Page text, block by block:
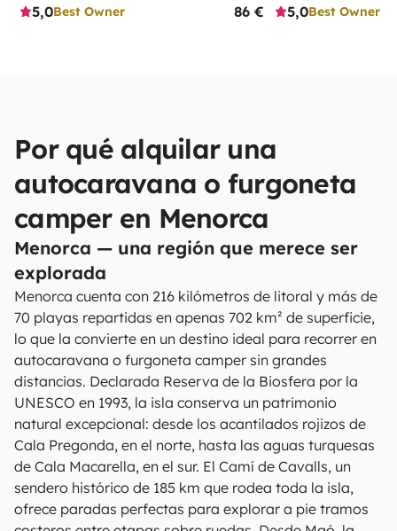
5,0Best Owner 86 €
5,0Best Owner
Por qué alquilar una
autocaravana o furgoneta
camper en Menorca
Menorca — una región que merece ser
explorada
Menorca cuenta con 216 kilómetros de litoral y más de
70 playas repartidas en apenas 702 km² de superficie,
lo que la convierte en un destino ideal para recorrer en
autocaravana o furgoneta camper sin grandes
distancias. Declarada Reserva de la Biosfera por la
UNESCO en 1993, la isla conserva un patrimonio
natural excepcional: desde los acantilados rojizos de
Cala Pregonda, en el norte, hasta las aguas turquesas
de Cala Macarella, en el sur. El Camí de Cavalls, un
sendero histórico de 185 km que rodea toda la isla,
ofrece paradas perfectas para explorar a pie tramos